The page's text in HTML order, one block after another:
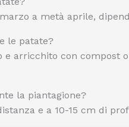
a metà aprile,
le patate?
e arricchito con compost
la piantagione?
e a 10-15 cm di